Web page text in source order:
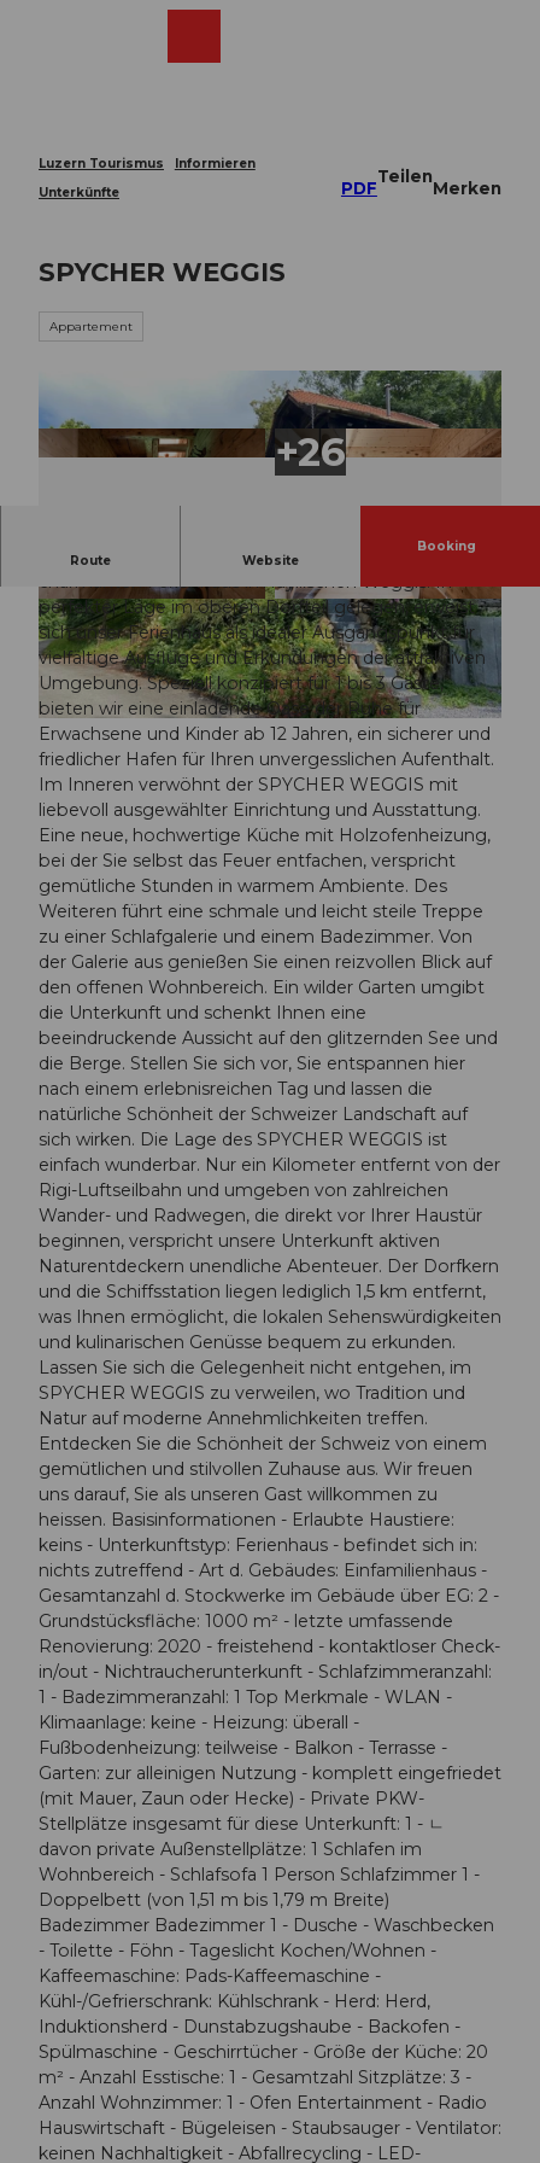
Luzern Tourismus
Informieren
Unterkünfte
PDF
Teilen
Merken
SPYCHER WEGGIS
Appartement
© swisshotel
© swisshotel © swisshotel
Route Website
Booking
Willkommen im SPYCHER WEGGIS, Ihrem
charmanten Ferienhaus im idyllischen Weggis. In
perfekter Lage im oberen Dorfteil gelegen, erweist
sich unser Ferienhaus als idealer Ausgangspunkt für
vielfältige Ausflüge und Erkundungen der attraktiven
Umgebung. Speziell konzipiert für 1 bis 3 Gäste,
bieten wir eine einladende Oase der Ruhe für
Erwachsene und Kinder ab 12 Jahren, ein sicherer und
friedlicher Hafen für Ihren unvergesslichen Aufenthalt.
Im Inneren verwöhnt der SPYCHER WEGGIS mit
liebevoll ausgewählter Einrichtung und Ausstattung.
Eine neue, hochwertige Küche mit Holzofenheizung,
bei der Sie selbst das Feuer entfachen, verspricht
gemütliche Stunden in warmem Ambiente. Des
Weiteren führt eine schmale und leicht steile Treppe
zu einer Schlafgalerie und einem Badezimmer. Von
der Galerie aus genießen Sie einen reizvollen Blick auf
den offenen Wohnbereich. Ein wilder Garten umgibt
die Unterkunft und schenkt Ihnen eine
beeindruckende Aussicht auf den glitzernden See und
die Berge. Stellen Sie sich vor, Sie entspannen hier
nach einem erlebnisreichen Tag und lassen die
natürliche Schönheit der Schweizer Landschaft auf
sich wirken. Die Lage des SPYCHER WEGGIS ist
einfach wunderbar. Nur ein Kilometer entfernt von der
Rigi-Luftseilbahn und umgeben von zahlreichen
Wander- und Radwegen, die direkt vor Ihrer Haustür
beginnen, verspricht unsere Unterkunft aktiven
Naturentdeckern unendliche Abenteuer. Der Dorfkern
und die Schiffsstation liegen lediglich 1,5 km entfernt,
was Ihnen ermöglicht, die lokalen Sehenswürdigkeiten
und kulinarischen Genüsse bequem zu erkunden.
Lassen Sie sich die Gelegenheit nicht entgehen, im
SPYCHER WEGGIS zu verweilen, wo Tradition und
Natur auf moderne Annehmlichkeiten treffen.
Entdecken Sie die Schönheit der Schweiz von einem
gemütlichen und stilvollen Zuhause aus. Wir freuen
uns darauf, Sie als unseren Gast willkommen zu
heissen. Basisinformationen - Erlaubte Haustiere:
keins - Unterkunftstyp: Ferienhaus - befindet sich in:
nichts zutreffend - Art d. Gebäudes: Einfamilienhaus -
Gesamtanzahl d. Stockwerke im Gebäude über EG: 2 -
Grundstücksfläche: 1000 m² - letzte umfassende
Renovierung: 2020 - freistehend - kontaktloser Check-
in/out - Nichtraucherunterkunft - Schlafzimmeranzahl:
1 - Badezimmeranzahl: 1 Top Merkmale - WLAN -
Klimaanlage: keine - Heizung: überall -
Fußbodenheizung: teilweise - Balkon - Terrasse -
Garten: zur alleinigen Nutzung - komplett eingefriedet
(mit Mauer, Zaun oder Hecke) - Private PKW-
Stellplätze insgesamt für diese Unterkunft: 1 - ㄴ
davon private Außen­stellplätze: 1 Schlafen im
Wohnbereich - Schlafsofa 1 Person Schlafzimmer 1 -
Doppelbett (von 1,51 m bis 1,79 m Breite)
Badezimmer Badezimmer 1 - Dusche - Waschbecken
- Toilette - Föhn - Tageslicht Kochen/Wohnen -
Kaffeemaschine: Pads-Kaffeemaschine -
Kühl-/Gefrierschrank: Kühlschrank - Herd: Herd,
Induktionsherd - Dunstabzugshaube - Backofen -
Spülmaschine - Geschirrtücher - Größe der Küche: 20
m² - Anzahl Esstische: 1 - Gesamtzahl Sitzplätze: 3 -
Anzahl Wohnzimmer: 1 - Ofen Entertainment - Radio
Hauswirtschaft - Bügeleisen - Staubsauger - Ventilator:
keinen Nachhaltigkeit - Abfallrecycling - LED-